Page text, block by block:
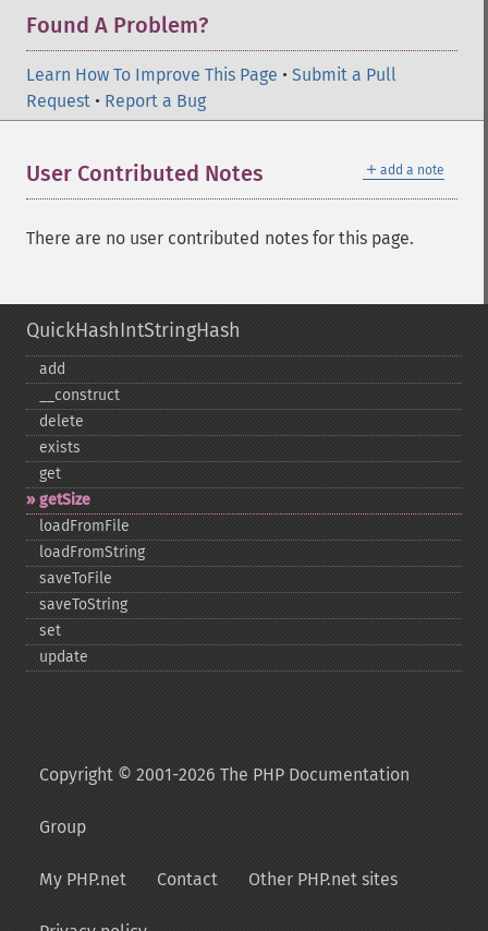
Found A Problem?
Learn How To Improve This Page • Submit a Pull
Request • Report a Bug
＋ add a note
User Contributed Notes
There are no user contributed notes for this page.
QuickHashIntStringHash
add
_​_​construct
delete
exists
get
getSize
loadFromFile
loadFromString
saveToFile
saveToString
set
update
Copyright © 2001-2026 The PHP Documentation
Group
My PHP.net Contact Other PHP.net sites